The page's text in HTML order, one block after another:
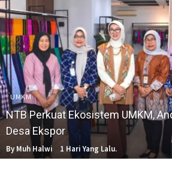
UMKM
NTB Perkuat Ekosistem UMKM,
Desa Ekspor
By Muh Halwi 1 Hari Yang Lalu.